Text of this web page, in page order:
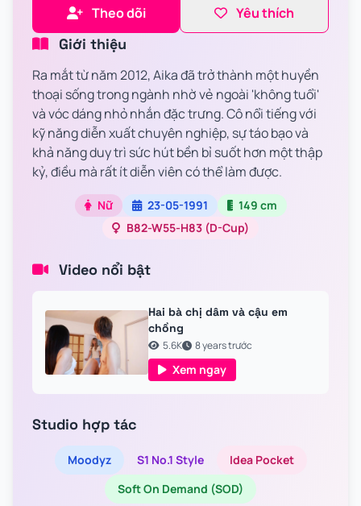
Theo dõi Yêu thích
Giới thiệu
Ra mắt từ năm 2012, Aika đã trở thành một huyền
thoại sống trong ngành nhờ vẻ ngoài 'không tuổi'
và vóc dáng nhỏ nhắn đặc trưng. Cô nổi tiếng với
kỹ năng diễn xuất chuyên nghiệp, sự táo bạo và
khả năng duy trì sức hút bền bỉ suốt hơn một thập
kỷ, điều mà rất ít diễn viên có thể làm được.
Nữ 23-05-1991
149 cm
B82-W55-H83 (D-Cup)
Video nổi bật
Hai bà chị dâm và cậu em
chồng
5.6K 8 years trước
Xem ngay
Studio hợp tác
Moodyz S1 No.1 Style
Idea Pocket
Soft On Demand (SOD)